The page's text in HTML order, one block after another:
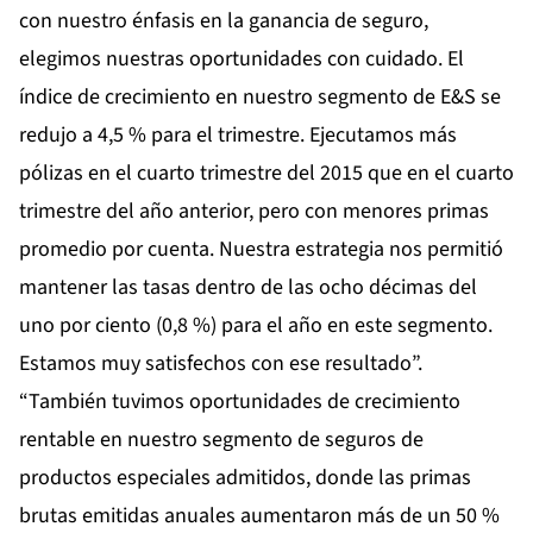
con nuestro énfasis en la ganancia de seguro,
elegimos nuestras oportunidades con cuidado. El
índice de crecimiento en nuestro segmento de E&S se
redujo a 4,5 % para el trimestre. Ejecutamos más
pólizas en el cuarto trimestre del 2015 que en el cuarto
trimestre del año anterior, pero con menores primas
promedio por cuenta. Nuestra estrategia nos permitió
mantener las tasas dentro de las ocho décimas del
uno por ciento (0,8 %) para el año en este segmento.
Estamos muy satisfechos con ese resultado”.
“También tuvimos oportunidades de crecimiento
rentable en nuestro segmento de seguros de
productos especiales admitidos, donde las primas
brutas emitidas anuales aumentaron más de un 50 %